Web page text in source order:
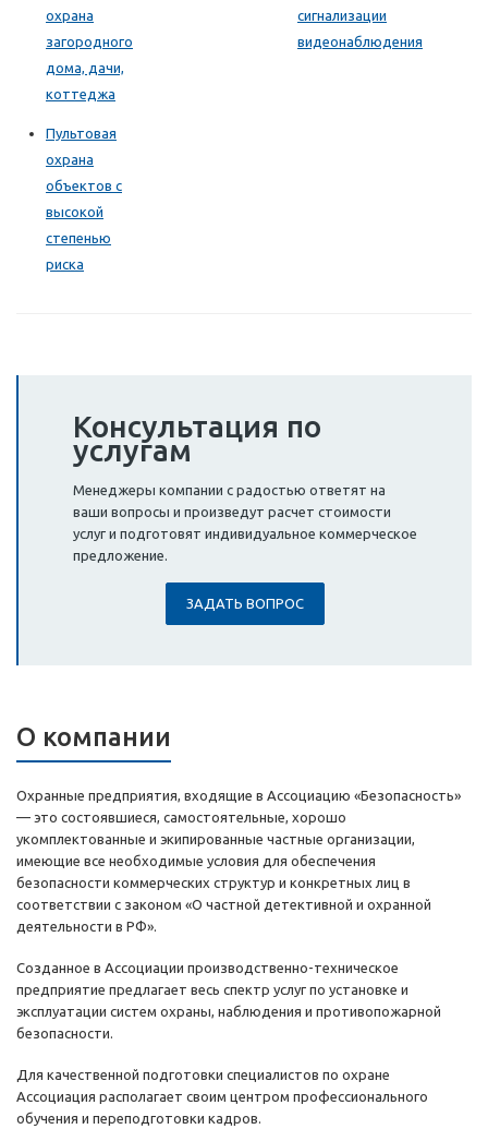
охрана
загородного
дома, дачи,
коттеджа
сигнализации
видеонаблюдения
Пультовая
охрана
объектов с
высокой
степенью
риска
Консультация по
услугам
Менеджеры компании с радостью ответят на
ваши вопросы и произведут расчет стоимости
услуг и подготовят индивидуальное коммерческое
предложение.
ЗАДАТЬ ВОПРОС
О компании
Охранные предприятия, входящие в Ассоциацию «Безопасность»
— это состоявшиеся, самостоятельные, хорошо
укомплектованные и экипированные частные организации,
имеющие все необходимые условия для обеспечения
безопасности коммерческих структур и конкретных лиц в
соответствии с законом «О частной детективной и охранной
деятельности в РФ».
Созданное в Ассоциации производственно-техническое
предприятие предлагает весь спектр услуг по установке и
эксплуатации систем охраны, наблюдения и противопожарной
безопасности.
Для качественной подготовки специалистов по охране
Ассоциация располагает своим центром профессионального
обучения и переподготовки кадров.